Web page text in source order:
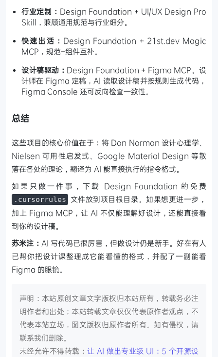
行业定制： Design Foundation + UI/UX Design Pro
Skill，兼顾通用规范与行业细分。
快速出活： Design Foundation + 21st.dev Magic
MCP，规范+组件互补。
设计稿驱动： Design Foundation + Figma MCP。设
计师在 Figma 定稿，AI 读取设计稿并按规则生成代码，
Figma Console 还可反向检查一致性。
总结
这些项目的核心价值在于：将 Don Norman 设计心理学、
Nielsen 可用性启发式、Google Material Design 等散
落在各处的理论，翻译为 AI 能直接执行的指令格式。
如果只做一件事，下载 Design Foundation 的免费
.cursorrules
文件放到项目根目录。如果想更进一步，
加上 Figma MCP，让 AI 不仅能理解好设计，还能直接看
到你的设计稿。
苏米注： AI 写代码已很厉害，但做设计仍是新手。好在有人
已帮你把设计课整理成它能看懂的格式，并配了一副能看
Figma 的眼镜。
声明：本站原创文章文字版权归本站所有，转载务必注
明作者和出处；本站转载文章仅仅代表原作者观点，不
代表本站立场，图文版权归原作者所有。如有侵权，请
联系我们删除。
未经允许不得转载：让 AI 做出专业级 UI：5 个开源设